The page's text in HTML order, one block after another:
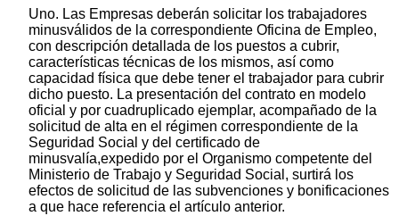
Uno. Las Empresas deberán solicitar los trabajadores
minusválidos de la correspondiente Oficina de Empleo,
con descripción detallada de los puestos a cubrir,
características técnicas de los mismos, así como
capacidad física que debe tener el trabajador para cubrir
dicho puesto. La presentación del contrato en modelo
oficial y por cuadruplicado ejemplar, acompañado de la
solicitud de alta en el régimen correspondiente de la
Seguridad Social y del certificado de
minusvalía,expedido por el Organismo competente del
Ministerio de Trabajo y Seguridad Social, surtirá los
efectos de solicitud de las subvenciones y bonificaciones
a que hace referencia el artículo anterior.